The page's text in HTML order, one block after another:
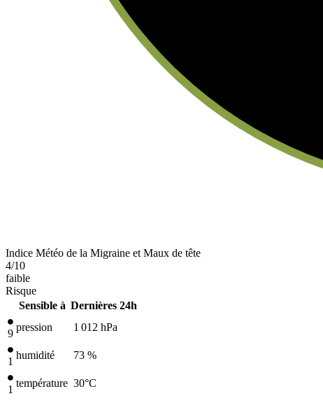
Indice Météo de la Migraine et Maux de tête
4/10
faible
Risque
Sensible à Dernières 24h
9
pression 1 012 hPa
1
humidité 73 %
1
température 30°C